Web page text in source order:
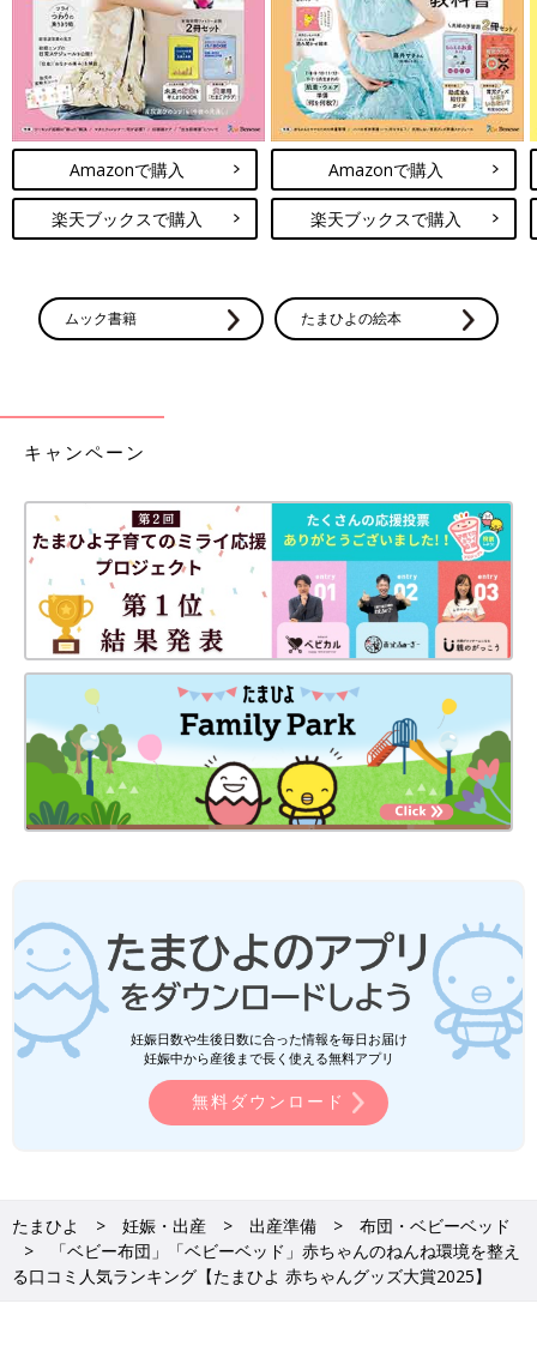
※写真は、立体ファイバー敷ふとんのベビー布団セット（レギュ
ラーサイズ）
1万4990円
収納バッグに、立体ファイバー使用の敷布団、シーツ、掛け布
団、掛け布団カバー、枕がセットに。
公式サイトで見る
Amazonで見る
楽天市場で見る
日本製で、素材や機能性にもこだわりあり。品質のよさや老舗ブ
ランドの信頼感から、長年変わらずに人気を集めているブラン
ド。
Amazonで購入
楽天ブックスで購入
Amazonで購入
楽天ブックスで購入
ムック書籍 たまひよの絵本
キャンペーン
妊娠日数や生後日数に合った情報を毎日お届け
妊娠中から産後まで長く使える無料アプリ
無料ダウンロード
たまひよ 妊娠・出産 出産準備
布団・ベビーベッド
「ベビー布団」「ベビーベッド」赤ちゃんのねんね環境を整え
る口コミ人気ランキング【たまひよ 赤ちゃんグッズ大賞2025】